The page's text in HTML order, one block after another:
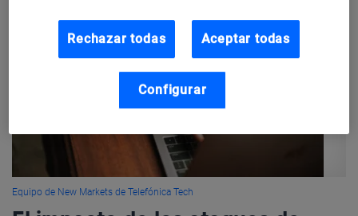
Equipo de New Markets de Telefónica Tech
Rechazar todas Aceptar todas
Configurar